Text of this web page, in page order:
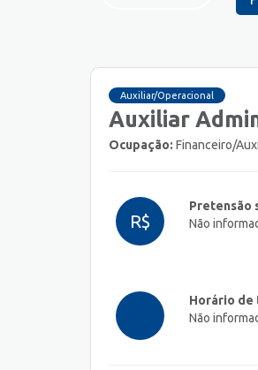
Auxiliar/Operacional
Auxiliar
Ocupação: Financeiro/
R$
Pretensão
Não
Horário de
Não